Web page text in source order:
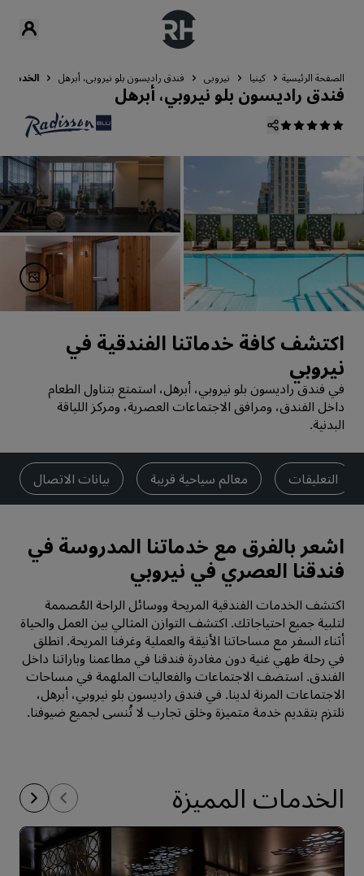
الصفحة الرئيسية كينيا نيروبي فندق راديسون بلو نيروبي، أبرهل الخدمات
فندق راديسون بلو نيروبي، أبرهل
اكتشف كافة خدماتنا الفندقية في
نيروبي
في فندق راديسون بلو نيروبي، أبرهل، استمتع بتناول الطعام
داخل الفندق، ومرافق الاجتماعات العصرية، ومركز اللياقة
البدنية.
التعليقات معالم سياحية قريبة بيانات الاتصال
اشعر بالفرق مع خدماتنا المدروسة في
فندقنا العصري في نيروبي
اكتشف الخدمات الفندقية المريحة ووسائل الراحة المُصممة
لتلبية جميع احتياجاتك. اكتشف التوازن المثالي بين العمل والحياة
أثناء السفر مع مساحاتنا الأنيقة والعملية وغرفنا المريحة. انطلق
في رحلة طهي غنية دون مغادرة فندقنا في مطاعمنا وباراتنا داخل
الفندق. استضف الاجتماعات والفعاليات الملهمة في مساحات
الاجتماعات المرنة لدينا. في فندق راديسون بلو نيروبي، أبرهل،
نلتزم بتقديم خدمة متميزة وخلق تجارب لا تُنسى لجميع ضيوفنا.
الخدمات المميزة